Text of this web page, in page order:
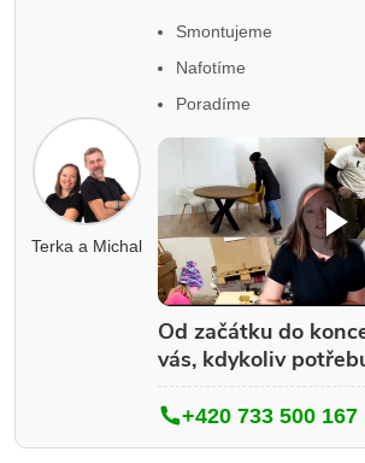
Terka a Michal
Smontujeme
Nafotíme
Poradíme
Od začátku do
vás, kdykoliv
+420 733 500 167